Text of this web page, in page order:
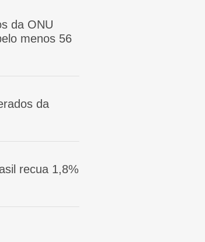
da ONU
menos 56
da
recua 1,8%